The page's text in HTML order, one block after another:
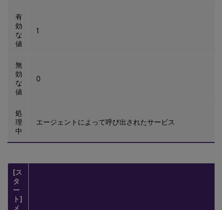
有
効
な
値
1
無
効
な
値
0
処
理
中
エージェントによって呼び出されたサービス
[ス
タ
ー
ト]
メ